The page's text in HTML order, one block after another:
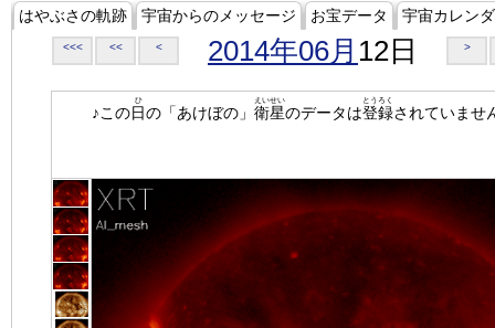
はやぶさの軌跡 宇宙からのメッセージ お宝データ 宇宙カレン
<<< << < 2014年06月 12日 >
♪この日
ひ
の「あけぼの」 衛星
えいせい
のデータは登録
とうろく
されていませ